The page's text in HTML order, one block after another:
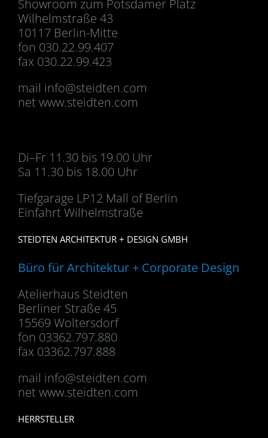
Showroom zum Potsdamer Platz
Wilhelmstraße 43
10117 Berlin-Mitte
fon 030.22.99.407
fax 030.22.99.423
mail info@steidten.com
net www.steidten.com
Di–Fr 11.30 bis 19.00 Uhr
Sa 11.30 bis 18.00 Uhr
Tiefgarage LP12 Mall of Berlin
Einfahrt Wilhelmstraße
STEIDTEN ARCHITEKTUR + DESIGN GMBH
Büro für Architektur + Corporate Design
Atelierhaus Steidten
Berliner Straße 45
15569 Woltersdorf
fon 03362.797.880
fax 03362.797.888
mail info@steidten.com
net www.steidten.com
HERRSTELLER